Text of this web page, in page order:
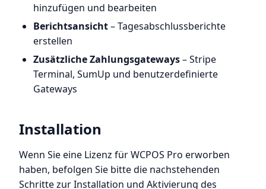
hinzufügen und bearbeiten
Berichtsansicht– Tagesabschlussberichte
erstellen
Zusätzliche Zahlungsgateways– Stripe
Terminal, SumUp und benutzerdefinierte
Gateways
Installation
Wenn Sie eine Lizenz für WCPOS Pro erworben
haben, befolgen Sie bitte die nachstehenden
Schritte zur Installation und Aktivierung des